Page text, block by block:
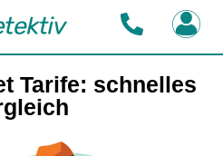
Tarife: schnelles